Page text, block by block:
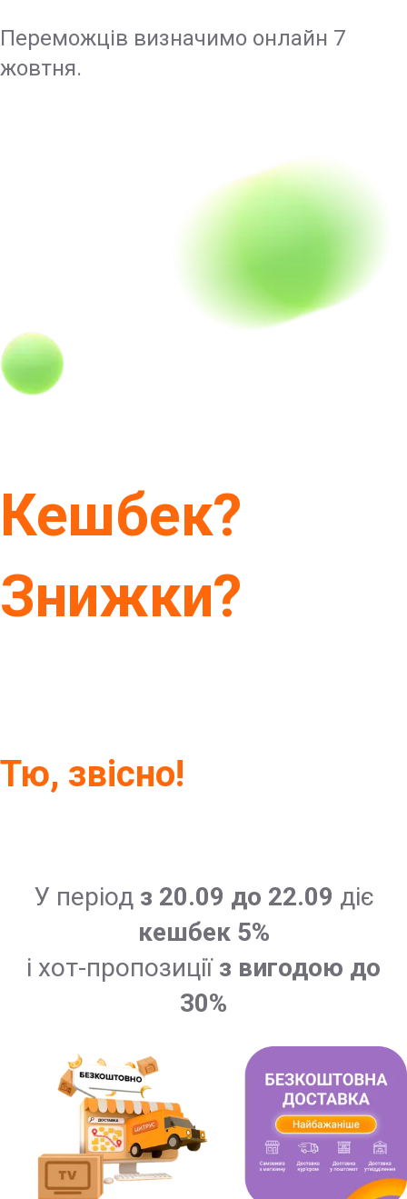
Переможців визначимо онлайн 7
жовтня.
Кешбек?
Знижки?
Тю, звісно!
У період з 20.09 до 22.09 діє
кешбек 5%
і хот-пропозиції з вигодою до
30%